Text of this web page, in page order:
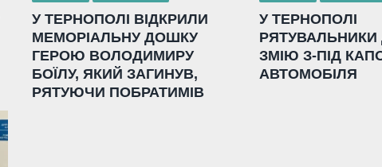
У ТЕРНОПОЛІ ВІДКРИЛИ
МЕМОРІАЛЬНУ ДОШКУ
ГЕРОЮ ВОЛОДИМИРУ
БОЇЛУ, ЯКИЙ ЗАГИНУВ,
РЯТУЮЧИ ПОБРАТИМІВ
У ТЕРНОПОЛІ
РЯТУВАЛЬНИКИ
ЗМІЮ З-ПІД
АВТОМОБІЛЯ